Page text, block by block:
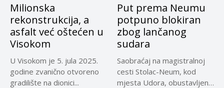
Milionska
rekonstrukcija, a
asfalt već oštećen u
Visokom
U Visokom je 5. jula 2025.
godine zvanično otvoreno
gradilište na dionici...
Put prema Neumu
potpuno blokiran
zbog lančanog
sudara
Saobraćaj na magistralnoj
cesti Stolac-Neum, kod
mjesta Udora, obustavljen